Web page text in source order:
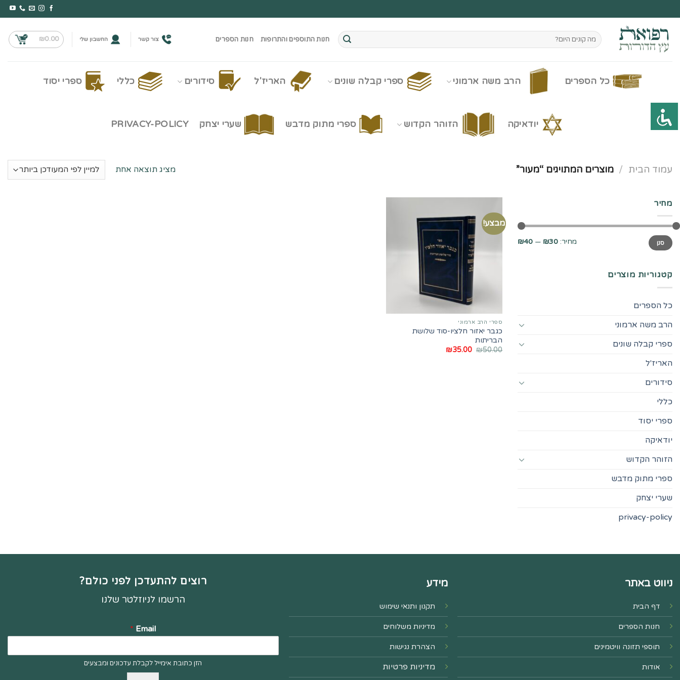
to
content
חיפוש
עבור:
חנות התוספים והתרופות חנות הספרים צור קשר החשבון שלי ₪0.00
כל הספרים הרב משה ארמוני ספרי קבלה שונים האריז'ל סידורים כללי ספרי יסוד
יודאיקה הזוהר הקדוש ספרי מתוק מדבש שערי יצחק PRIVACY-POLICY
עמוד הבית / מוצרים המתויגים “מעור” מציג תוצאה אחת
מחיר
מחיר
מינימלי
מחיר
מקסימלי
סנן מחיר: ₪30
—
₪40
קטגוריות מוצרים
כל הספרים
הרב משה ארמוני
ספרי קבלה שונים
האריז'ל
סידורים
כללי
ספרי יסוד
יודאיקה
הזוהר הקדוש
ספרי מתוק מדבש
שערי יצחק
privacy-policy
מבצע!
ספרי הרב ארמוני
כגבר יאזור חלציו-סוד שלושת
הבריתות
₪50.00
המחיר₪35.00
ניווט באתר
דף הבית
חנות הספרים
תוספי תזונה וויטמינים
אודות
מידע
תקנון ותנאי שימוש
מדיניות משלוחים
הצהרת נגישות
מדיניות פרטיות
רוצים להתעדכן לפני כולם?
הרשמו לניוזלטר שלנו
Email
*
הזן כתובת אימייל לקבלת עדכונים ומבצעים